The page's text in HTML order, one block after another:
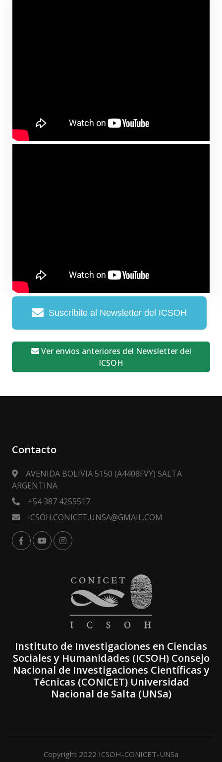
Suscribite al Newsletter del ICSOH
Ver envios anteriores del Newsletter del
ICSOH
Contacto
AVENIDA BOLIVIA 5150 (A4408FVY) SALTA
ARGENTINA
+54 387 4255517
ICSOH.CONICET.UNSA@GMAIL.COM
Instituto de Investigaciones en Ciencias
Sociales y Humanidades (ICSOH) Consejo
Nacional de Investigaciones Científicas y
Técnicas (CONICET) Universidad
Nacional de Salta (UNSa)
Copyright 2022 ICSOH-CONICET-UNSa